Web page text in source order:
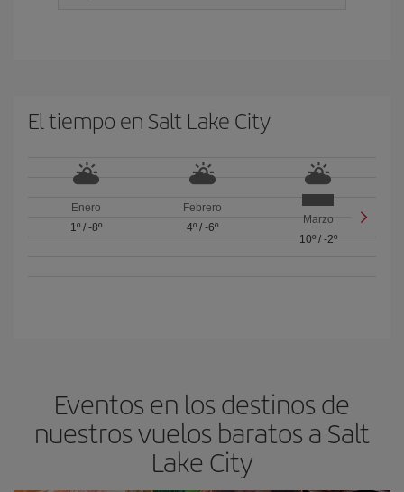
El tiempo en Salt Lake City
Enero
1º/ -8º
Febrero
4º/ -6º
Marzo
10º/ -2º
Eventos en los destinos de
nuestros vuelos baratos a Salt
Lake City